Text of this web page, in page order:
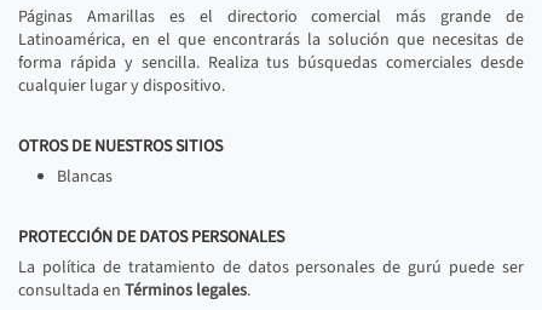
Páginas Amarillas es el directorio comercial más grande de
Latinoamérica, en el que encontrarás la solución que necesitas de
forma rápida y sencilla. Realiza tus búsquedas comerciales desde
cualquier lugar y dispositivo.
OTROS DE NUESTROS SITIOS
Blancas
PROTECCIÓN DE DATOS PERSONALES
La política de tratamiento de datos personales de gurú puede ser
consultada en Términos legales.